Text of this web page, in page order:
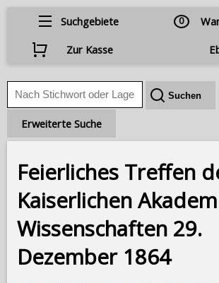
Suchgebiete 0
Zur Kasse
Erweiterte Suche
Feierliches Treffen
Kaiserlichen
Wissenschaften 29.
Dezember 1864